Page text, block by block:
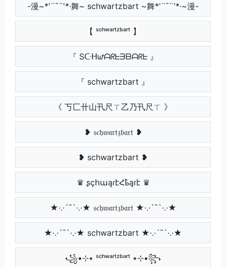
-漫~*'¨¯¨'*·舞~ schwartzbart ~舞*'¨¯¨'*·~漫-
【 ˢᶜʰʷᵃʳᵗᶻᵇᵃʳᵗ 】
『 Sᑢᕼᘺᗩᖇᖶᗱᗷᗩᖇᖶ 』
『 schwartzbart 』
《 丂匚卄山卂尺ㄒ乙乃卂尺ㄒ 》
❥ 𝔰𝔠𝔥𝔴𝔞𝔯𝔱𝔷𝔟𝔞𝔯𝔱 ❥
❥ schwartzbart ❥
♛ ʂçհաąɾէՀҍąɾէ ♛
★·.·´¯`·.·★ 𝔰𝔠𝔥𝔴𝔞𝔯𝔱𝔷𝔟𝔞𝔯𝔱 ★·.·´¯`·.·★
★·.·´¯`·.·★ schwartzbart ★·.·´¯`·.·★
꧁•⊹٭ ˢᶜʰʷᵃʳᵗᶻᵇᵃʳᵗ ٭⊹•꧂